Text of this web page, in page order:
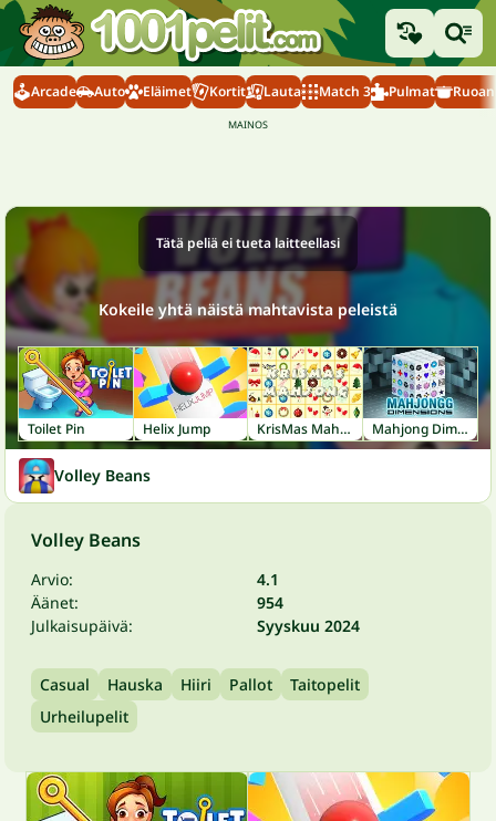
Arcade Auto Eläimet Kortit Lauta Match 3 Pulmat
Tätä peliä ei tueta laitteellasi
Kokeile yhtä näistä mahtavista peleistä
Toilet Pin Helix Jump KrisMas Mahjong Mahjong Dimensions
Volley Beans
Volley Beans
Arvio:
4.1
Äänet:
954
Julkaisupäivä:
Syyskuu 2024
Casual Hauska Hiiri Pallot
Taitopelit
Urheilupelit